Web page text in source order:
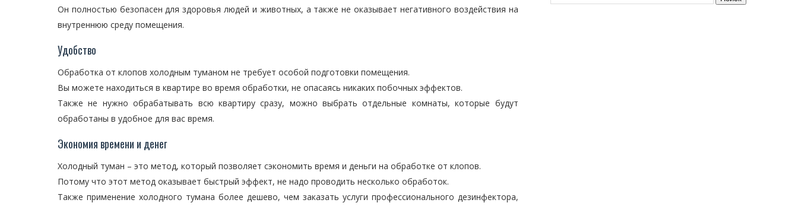
Он полностью безопасен для здоровья людей и животных, а также не оказывает негативного воздействия на
внутреннюю среду помещения.
Удобство
Обработка от клопов холодным туманом не требует особой подготовки помещения.
Вы можете находиться в квартире во время обработки, не опасаясь никаких побочных эффектов.
Также не нужно обрабатывать всю квартиру сразу, можно выбрать отдельные комнаты, которые будут
обработаны в удобное для вас время.
Экономия времени и денег
Холодный туман – это метод, который позволяет сэкономить время и деньги на обработке от клопов.
Потому что этот метод оказывает быстрый эффект, не надо проводить несколько обработок.
Также применение холодного тумана более дешево, чем заказать услуги профессионального дезинфектора,